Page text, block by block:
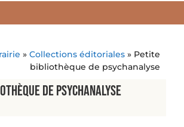
» Collections éditoriales » Petite
bibliothèque de psychanalyse
de psychanalyse